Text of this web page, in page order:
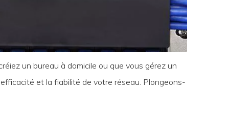
un bureau à domicile ou que vous gérez un
et la fiabilité de votre réseau. Plongeons-